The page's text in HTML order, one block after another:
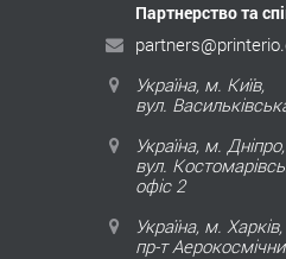
Партнерство та
Україна, м. Київ,
вул.
Україна, м. Дніпро,
вул.
офіс 2
Україна, м. Харків,
пр-т